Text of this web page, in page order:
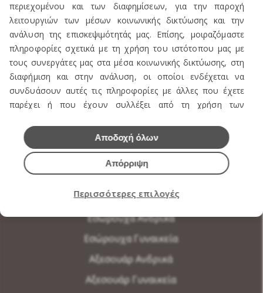
ΕΠΙΚΟΙΝΩΝΙΑ
ΠΡΟΪΟΝΤΑ
Πωλείται Εξοπλισμός καταστήματος ενδυμάτων
Ανδρική Ενδυση
Γυναικεία Ένδυση
Υποδήματα
Εσώρουχα Ανδρικά
Εσώρουχα Γυναικεία
Αξεσουάρ Ανδρικά
Αξεσουάρ Γυναικεία
περιεχομένου και των διαφημίσεων, για την παροχή
λειτουργιών των μέσων κοινωνικής δικτύωσης και την
ανάλυση της επισκεψιμότητάς μας. Επίσης, μοιραζόμαστε
πληροφορίες σχετικά με τη χρήση του ιστότοπου μας με
τους συνεργάτες μας στα μέσα κοινωνικής δικτύωσης, στη
διαφήμιση και στην ανάλυση, οι οποίοι ενδέχεται να
συνδυάσουν αυτές τις πληροφορίες με άλλες που έχετε
παρέχει ή που έχουν συλλέξει από τη χρήση των
Απόρριψη
Αποδοχή όλων
Περισσότερες επιλογές